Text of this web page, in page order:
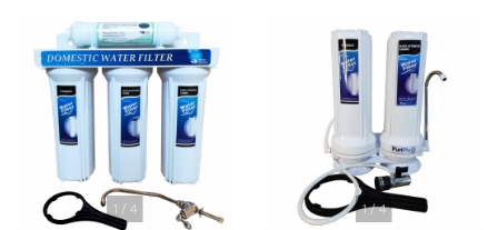
1 / 4 1/4